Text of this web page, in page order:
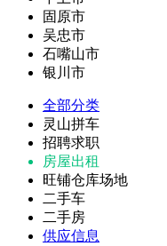
固原市
吴忠市
石嘴山市
银川市
全部分类
灵山拼车
招聘求职
房屋出租
旺铺仓库场地
二手车
二手房
供应信息